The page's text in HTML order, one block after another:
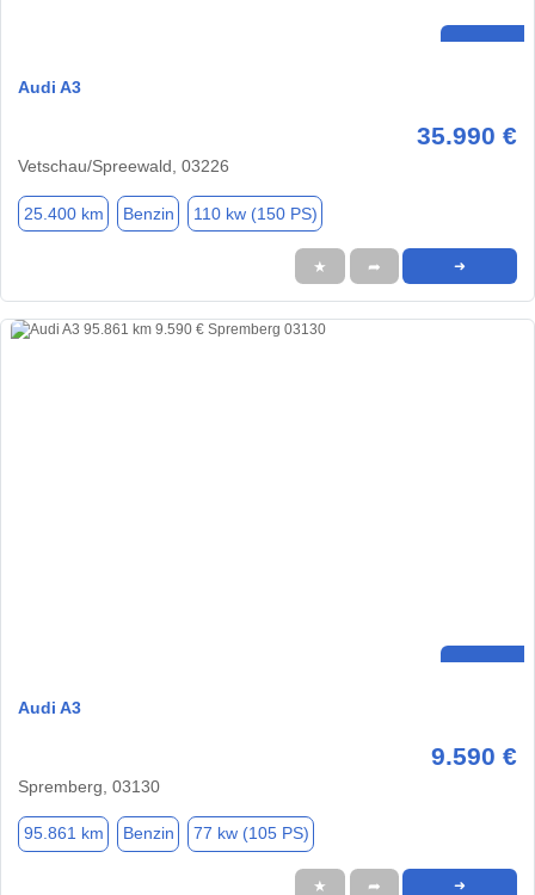
Audi A3
35.990 €
Vetschau/Spreewald, 03226
25.400 km Benzin 110 kw (150 PS)
★ ➦ ➜
Audi A3
9.590 €
Spremberg, 03130
95.861 km Benzin 77 kw (105 PS)
★ ➦ ➜